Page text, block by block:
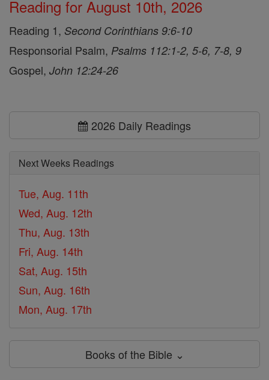
Reading for August 10th, 2026
Reading 1, Second Corinthians 9:6-10
Responsorial Psalm, Psalms 112:1-2, 5-6, 7-8, 9
Gospel, John 12:24-26
2026 Daily Readings
Next Weeks Readings
Tue, Aug. 11th
Wed, Aug. 12th
Thu, Aug. 13th
Fri, Aug. 14th
Sat, Aug. 15th
Sun, Aug. 16th
Mon, Aug. 17th
Books of the Bible ⌄